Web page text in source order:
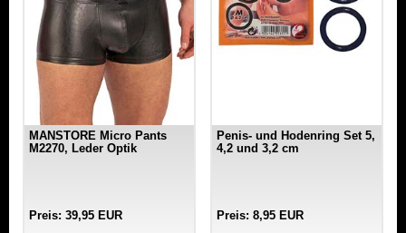
MANSTORE Micro Pants
M2270, Leder Optik
Preis: 39,95 EUR
Penis- und Hodenring Set 5,
4,2 und 3,2 cm
Preis: 8,95 EUR